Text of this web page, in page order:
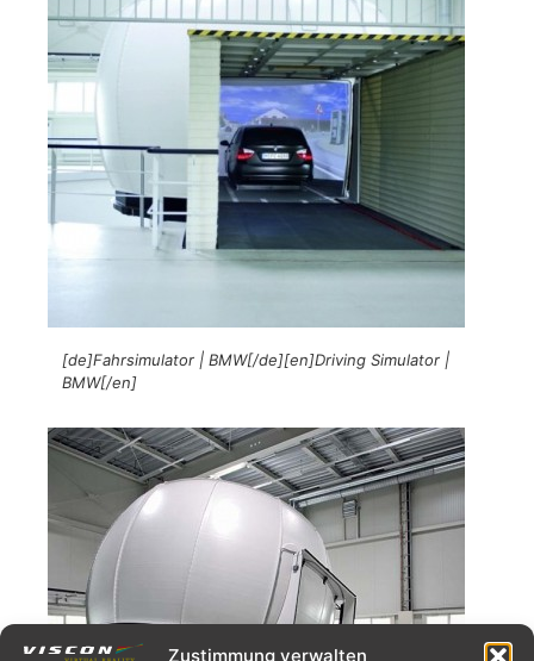
Zustimmung verwalten
[de]Fahrsimulator | BMW[/de][en]Driving Simulator |
BMW[/en]